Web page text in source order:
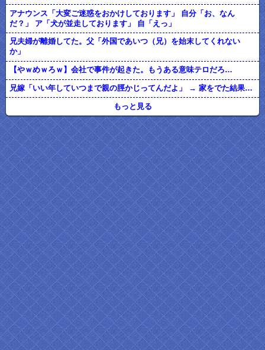
アナウンス「大変ご迷惑をおかけしております」 自分「お、なん
だ？」 ア「犬が並走しております」 自「えっ」
兄夫婦が離婚してた。父「外国であいつ（兄）を始末してくれない
か」
【やｗめｗろｗ】会社で事件が起きた。もうある意味テロだろ…
兄嫁「いい年していつまで親の脛かじってんだよ」 → 家をでた結果…
もっと見る